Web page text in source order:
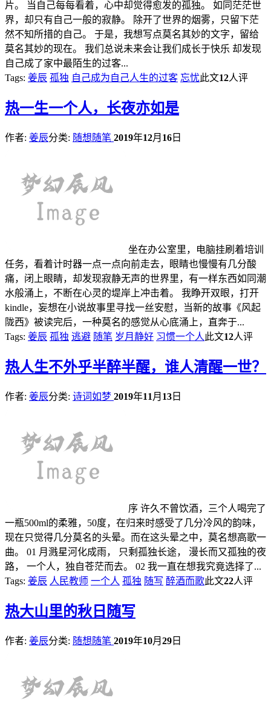
片。 当自己每每看着，心中却觉得愈发的孤独。 如同茫茫世
界，却只有自己一般的寂静。 除开了世界的烟雾，只留下茫
然不知所措的自己。 于是，我想写点莫名其妙的文字，留给
莫名其妙的现在。 我们总说未来会让我们成长于快乐 却发现
自己成了家中最陌生的过客...
Tags: 姜辰 孤独 自己成为自己人生的过客 忘忧此文12人评
热一生一个人，长夜亦如是
作者: 姜辰分类: 随想随笔 2019年12月 16 日
坐在办公室里，电脑挂刷着培训
任务，看着计时器一点一点向前走去，眼睛也慢慢有几分酸
痛，闭上眼睛，却发现寂静无声的世界里，有一样东西如同潮
水般涌上，不断在心灵的堤岸上冲击着。 我睁开双眼，打开
kindle，妄想在小说故事里寻找一丝安慰，当新的故事《风起
陇西》被读完后，一种莫名的感觉从心底涌上，直奔于...
Tags: 姜辰 孤独 逃避 随笔 岁月静好 习惯一个人 此文12人评
热人生不外乎半醉半醒，谁人清醒一世？
作者: 姜辰分类: 诗词如梦 2019年11 月 13 日
序 许久不曾饮酒，三个人喝完了
一瓶500ml的柔雅，50度，在归来时感受了几分冷风的韵味，
现在只觉得几分莫名的头晕。而在这头晕之中，莫名想高歌一
曲。 01 月溅星河化成雨， 只剩孤独长途， 漫长而又孤独的夜
路， 一个人，独自苍茫而去。 02 我一直在想我究竟选择了...
Tags: 姜辰 人民教师 一个人 孤独 随写 醉酒而歌此文22人评
热大山里的秋日随写
作者: 姜辰分类: 随想随笔 2019年10月 29 日